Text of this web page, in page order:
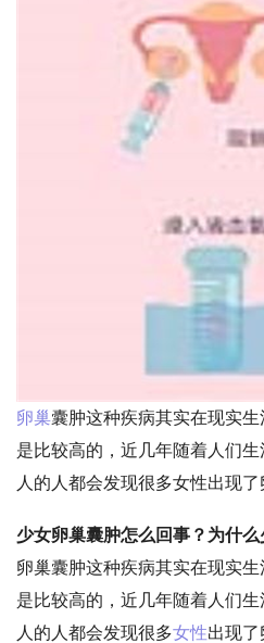
卵巢囊肿这种疾病其实在现实
是比较高的，近几年随着人们
人的人都会发现很多女性出现
肿这种疾病正在呈现着年轻化，
出现卵巢囊肿，少女卵巢囊肿
够了解的一件事。
少女卵巢囊肿怎么回事？为什
卵巢囊肿这种疾病其实在现实
是比较高的，近几年随着人们
人的人都会发现很多女性出现了